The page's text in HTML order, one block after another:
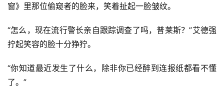
窗》里那位偷窥者的脸来，笑着扯起一脸皱纹。
“怎么，现在流行警长亲自跟踪调查了吗，普莱斯？”艾德强
拧起笑容的脸十分狰狞。
“你知道最近发生了什么，除非你已经醉到连报纸都看不懂
了。”